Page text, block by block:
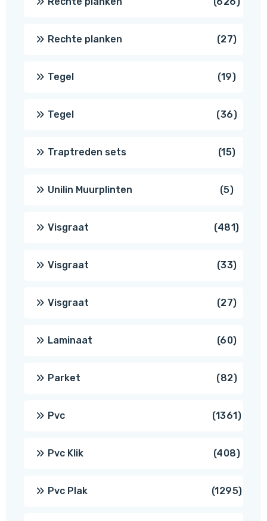
Rechte planken 2727
Tegel 1919
Tegel 3636
Traptreden sets 1515
Unilin Muurplinten 55
Visgraat 481481
Visgraat 3333
Visgraat 2727
Laminaat 6060
Parket 8282
Pvc 13611361
Pvc Klik 408408
Pvc Plak 12951295